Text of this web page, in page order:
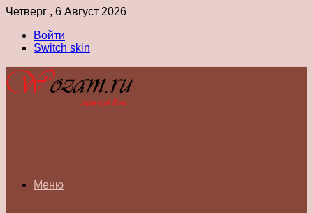
Четверг , 6 Август 2026
Войти
Switch skin
Меню